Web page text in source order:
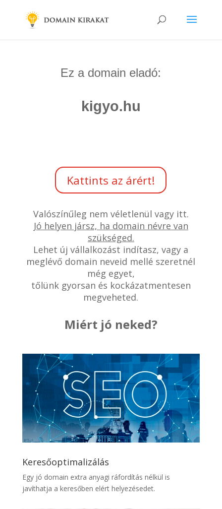
Ez a domain eladó:
kigyo.hu
Kattints az árért!
Valószínűleg nem véletlenül vagy itt.
Jó helyen jársz, ha domain névre van
szükséged.
Lehet új vállalkozást indítasz, vagy a
meglévő domain neveid mellé szeretnél
még egyet,
tőlünk gyorsan és kockázatmentesen
megveheted.
Miért jó neked?
Keresőoptimalizálás
Egy jó domain extra anyagi ráfordítás nélkül is
javíthatja a keresőben elért helyezésedet.